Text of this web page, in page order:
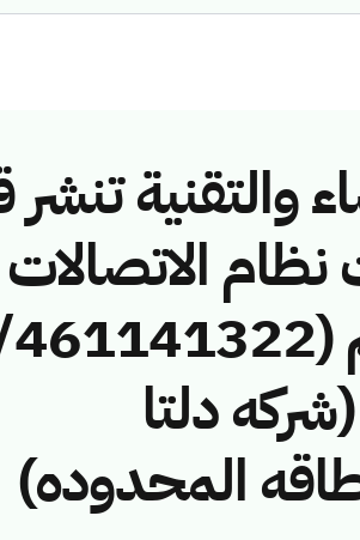
والتقنية تنشر
نظام الاتصالات
وتقنية
(شركه دلتا
المحدوده)